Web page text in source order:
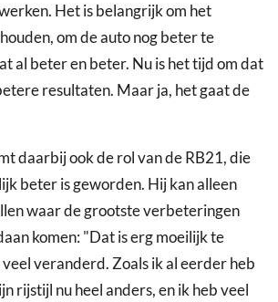
Het is belangrijk om het
om de auto nog beter te
al beter en beter. Nu is het tijd om dat
resultaten. Maar ja, het gaat de
daarbij ook de rol van de RB21, die
beter is geworden. Hij kan alleen
waar de grootste verbeteringen
komen: "Dat is erg moeilijk te
veranderd. Zoals ik al eerder heb
rijstijl nu heel anders, en ik heb veel